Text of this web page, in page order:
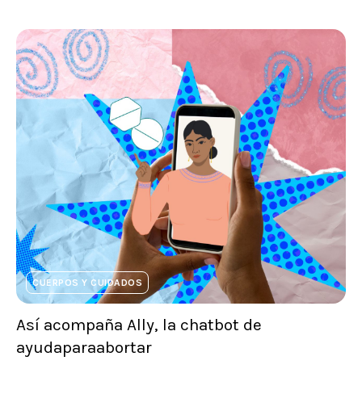
CUERPOS Y CUIDADOS
Así acompaña Ally, la chatbot de
ayudaparaabortar